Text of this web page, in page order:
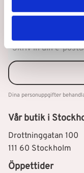
Vår butik i
Drottninggatan 100
111 60 Stockholm
Öppettider
Dina personuppgifter